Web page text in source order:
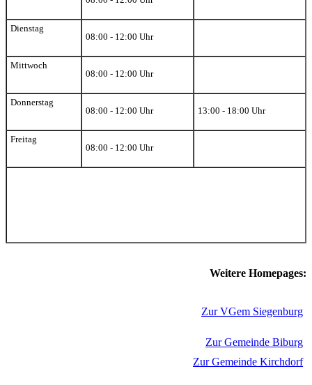
Dienstag
08:00 - 12:00 Uhr
Mittwoch
08:00 - 12:00 Uhr
Donnerstag
08:00 - 12:00 Uhr
13:00 - 18:00 Uhr
Freitag
08:00 - 12:00 Uhr
Weitere Homepages:
Zur VGem Siegenburg
Zur Gemeinde Biburg
Zur Gemeinde Kirchdorf